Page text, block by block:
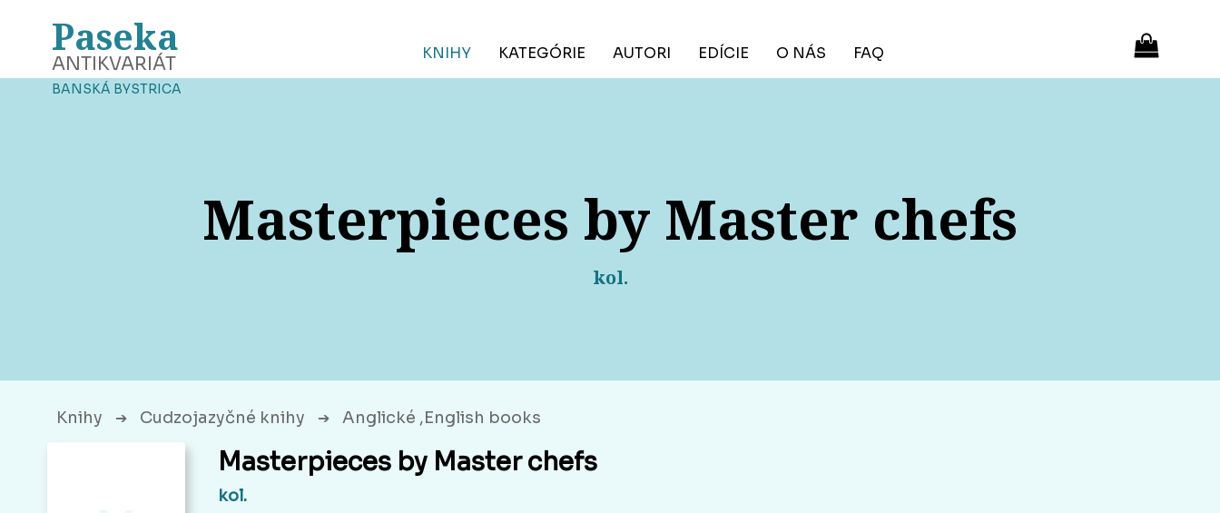
Paseka
ANTIKVARIÁT
BANSKÁ BYSTRICA
KNIHY KATEGÓRIE AUTORI EDÍCIE O NÁS FAQ
Masterpieces by Master chefs
kol.
Knihy ➔ Cudzojazyčné knihy ➔ Anglické ,English books
Masterpieces by Master chefs
kol.